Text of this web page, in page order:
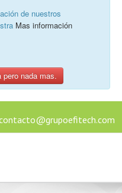
de nuestros
Mas información
nada mas.